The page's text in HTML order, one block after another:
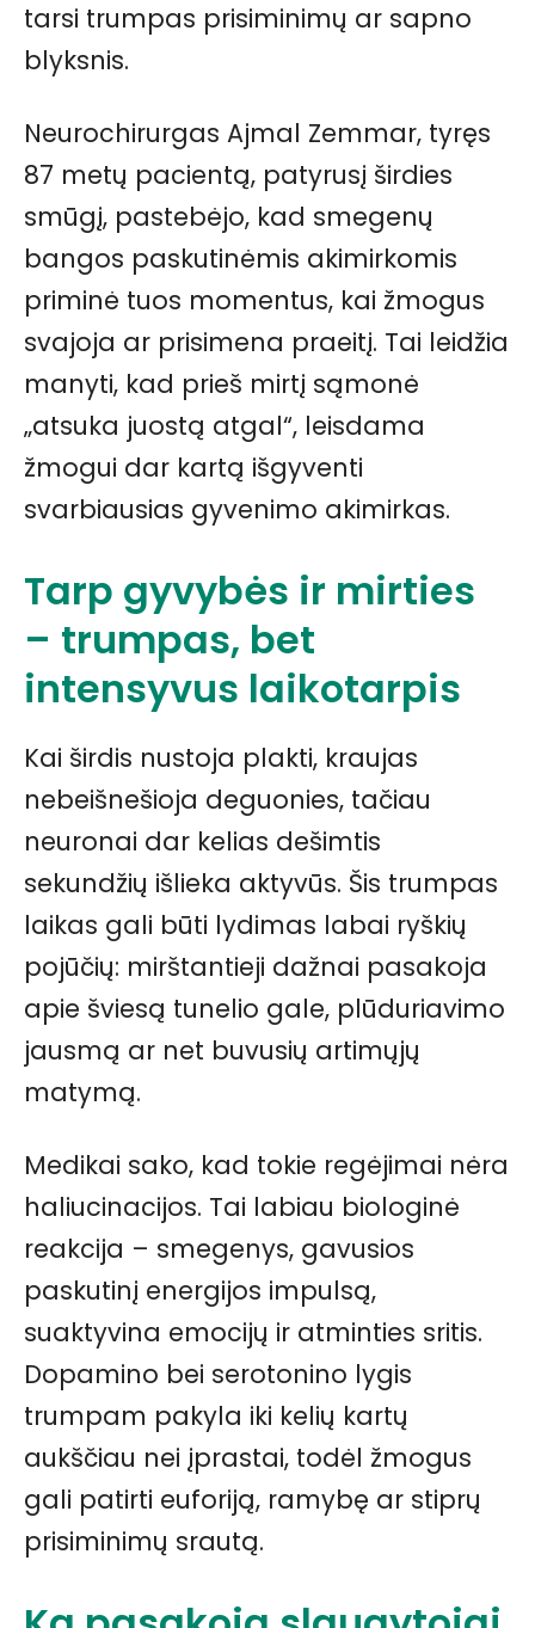
tarsi trumpas prisiminimų ar sapno
blyksnis.
Neurochirurgas Ajmal Zemmar, tyręs
87 metų pacientą, patyrusį širdies
smūgį, pastebėjo, kad smegenų
bangos paskutinėmis akimirkomis
priminė tuos momentus, kai žmogus
svajoja ar prisimena praeitį. Tai leidžia
manyti, kad prieš mirtį sąmonė
„atsuka juostą atgal“, leisdama
žmogui dar kartą išgyventi
svarbiausias gyvenimo akimirkas.
Tarp gyvybės ir mirties
– trumpas, bet
intensyvus laikotarpis
Kai širdis nustoja plakti, kraujas
nebeišnešioja deguonies, tačiau
neuronai dar kelias dešimtis
sekundžių išlieka aktyvūs. Šis trumpas
laikas gali būti lydimas labai ryškių
pojūčių: mirštantieji dažnai pasakoja
apie šviesą tunelio gale, plūduriavimo
jausmą ar net buvusių artimųjų
matymą.
Medikai sako, kad tokie regėjimai nėra
haliucinacijos. Tai labiau biologinė
reakcija – smegenys, gavusios
paskutinį energijos impulsą,
suaktyvina emocijų ir atminties sritis.
Dopamino bei serotonino lygis
trumpam pakyla iki kelių kartų
aukščiau nei įprastai, todėl žmogus
gali patirti euforiją, ramybę ar stiprų
prisiminimų srautą.